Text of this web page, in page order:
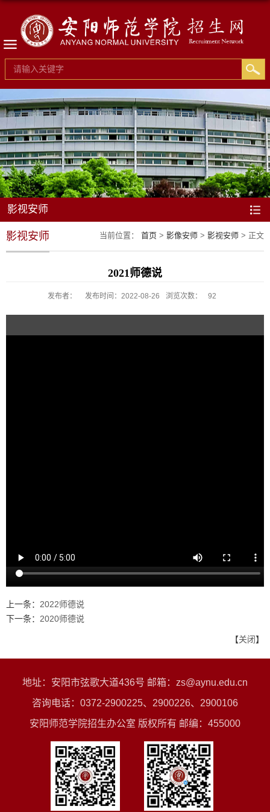
影视安师
当前位置： 首页 > 影像安师 > 影视安师 > 正文
影视安师
2021师德说
发布者： 发布时间：2022-08-26 浏览次数： 92
上一条： 2022师德说
下一条： 2020师德说
【关闭】
地址：安阳市弦歌大道436号 邮箱：zs@aynu.edu.cn
咨询电话：0372-2900225、2900226、2900106
安阳师范学院招生办公室 版权所有 邮编：455000